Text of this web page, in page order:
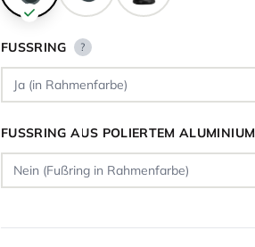
FUSSRING ?
FUSSRING AUS POLIERTEM ALUMINIUM